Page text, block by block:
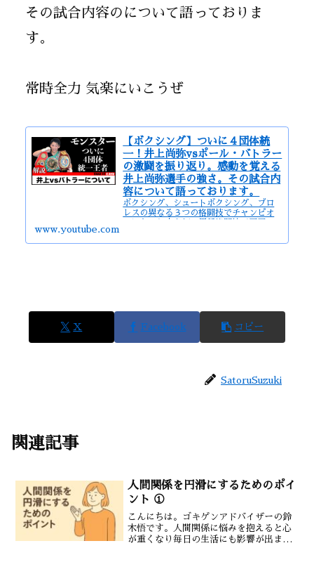
その試合内容のについて語っておりま
す。
常時全力 気楽にいこうぜ
【ボクシング】ついに４団体統
一！井上尚弥vsポール・バトラー
の激闘を振り返り。感動を覚える
井上尚弥選手の強さ。その試合内
容について語っております。
ボクシング、シュートボクシング、プロ
レスの異なる３つの格闘技でチャンピオ
様の疑問質問にお答え致します。ご要望
www.youtube.com
X Facebook コピー
SatoruSuzuki
関連記事
人間関係を円滑にするためのポイ
ント ①
こんにちは。ゴキゲンアドバイザーの鈴
木悟です。人間関係に悩みを抱えると心
が重くなり毎日の生活にも影響が出ま